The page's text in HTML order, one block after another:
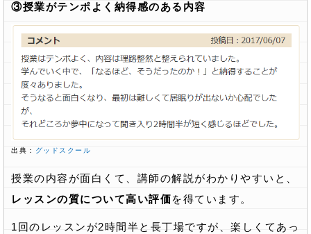
③授業がテンポよく納得感のある内容
出典： グッドスクール
授業の内容が面白くて、講師の解説がわかりやすいと、
レッスンの質について高い評価を得ています。
1回のレッスンが2時間半と長丁場ですが、楽しくてあっ